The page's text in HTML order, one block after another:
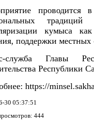
проводится
традиций
кумыса
поддержки местных
служба Главы
Республики
https://
30 05:37:51
444